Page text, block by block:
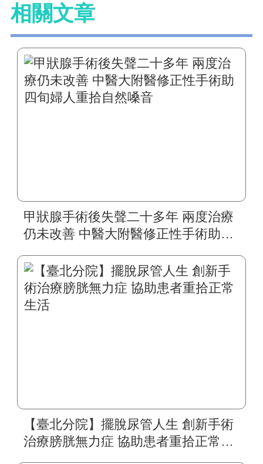
相關文章
甲狀腺手術後失聲二十多年 兩度治療
仍未改善 中醫大附醫修正性手術助四
【臺北分院】擺脫尿管人生 創新手術
治療膀胱無力症 協助患者重拾正常生